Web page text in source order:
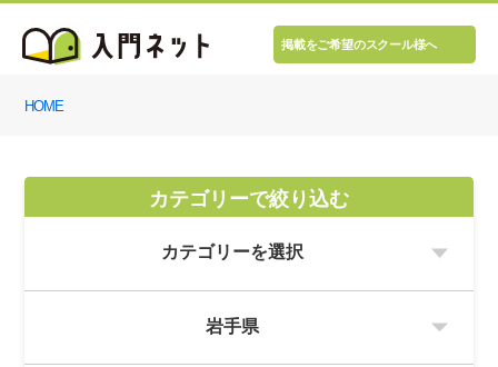
掲載をご希望のスクール様へ
HOME
カテゴリーで絞り込む